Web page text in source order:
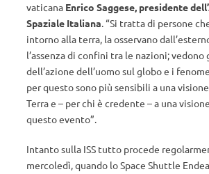
vaticana Enrico Saggese, presidente
Spaziale Italiana. “Si tratta di persone
intorno alla terra, la osservano
l’assenza di confini tra le nazioni;
dell’azione dell’uomo sul globo e i
per questo sono più sensibili a una
Terra e – per chi è credente – a una
questo evento”.
Intanto sulla ISS tutto procede
mercoledì, quando lo Space Shuttle